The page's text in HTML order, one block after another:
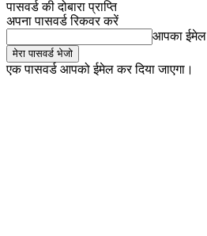
पासवर्ड की दोबारा प्राप्ति
अपना पासवर्ड रिकवर करें
आपका ईमेल
एक पासवर्ड आपको ईमेल कर दिया जाएगा।